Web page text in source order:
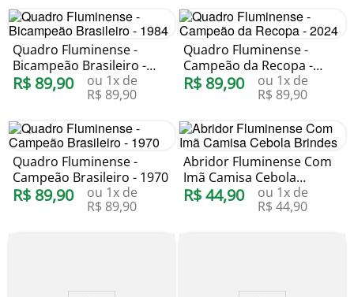
Quadro Fluminense -
Bicampeão Brasileiro -
1984
R$ 89,90 ou 1x de
R$ 89,90
Quadro Fluminense -
Campeão da Recopa -
2024
R$ 89,90 ou 1x de
R$ 89,90
Quadro Fluminense -
Campeão Brasileiro - 1970
R$ 89,90 ou 1x de
R$ 89,90
Abridor Fluminense Com
Imã Camisa Cebola
Brindes
R$44,90 ou 1x de
R$ 44,90